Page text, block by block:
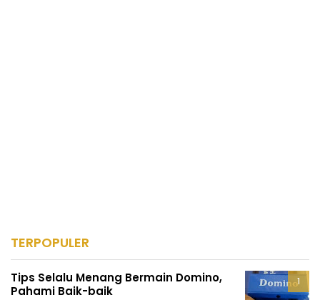
TERPOPULER
Tips Selalu Menang Bermain Domino,
Pahami Baik-baik